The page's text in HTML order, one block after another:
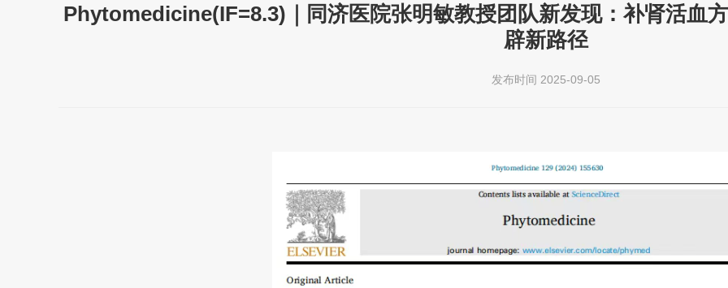
Phytomedicine(IF=8.3)｜同济医院张明敏教授团队新发现：补肾活血
辟新路径
发布时间 2025-09-05